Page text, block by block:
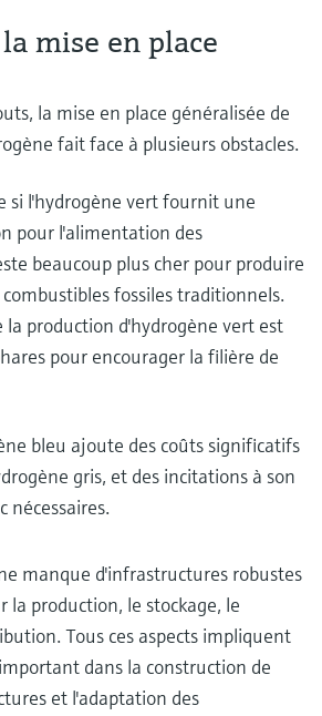
mise en place
la mise en place généralisée de
fait face à plusieurs obstacles.
si l'hydrogène vert fournit une
pour l'alimentation des
beaucoup plus cher pour produire
fossiles traditionnels.
production d'hydrogène vert est
pour encourager la filière de
bleu ajoute des coûts significatifs
gris, et des incitations à son
nécessaires.
manque d'infrastructures robustes
la production, le stockage, le
Tous ces aspects impliquent
dans la construction de
et l'adaptation des